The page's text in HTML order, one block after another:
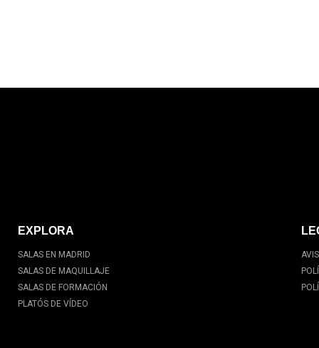
EXPLORA
SALAS EN MADRID
SALAS DE MAQUILLAJE
SALAS DE FORMACIÓN
PLATÓS DE VÍDEO